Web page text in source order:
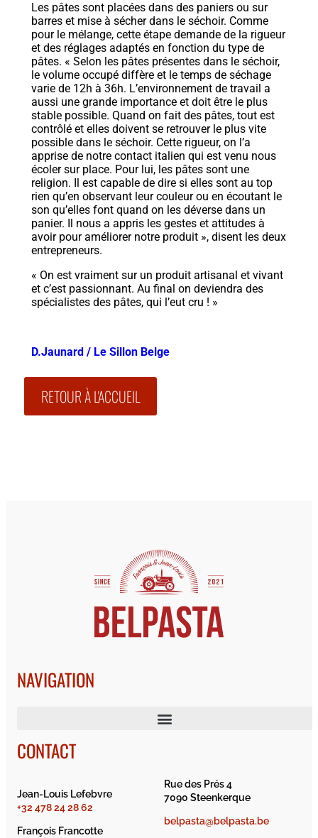
Les pâtes sont placées dans des paniers ou sur
barres et mise à sécher dans le séchoir. Comme
pour le mélange, cette étape demande de la rigueur
et des réglages adaptés en fonction du type de
pâtes. « Selon les pâtes présentes dans le séchoir,
le volume occupé diffère et le temps de séchage
varie de 12h à 36h. L’environnement de travail a
aussi une grande importance et doit être le plus
stable possible. Quand on fait des pâtes, tout est
contrôlé et elles doivent se retrouver le plus vite
possible dans le séchoir. Cette rigueur, on l’a
apprise de notre contact italien qui est venu nous
écoler sur place. Pour lui, les pâtes sont une
religion. Il est capable de dire si elles sont au top
rien qu’en observant leur couleur ou en écoutant le
son qu’elles font quand on les déverse dans un
panier. Il nous a appris les gestes et attitudes à
avoir pour améliorer notre produit », disent les deux
entrepreneurs.
« On est vraiment sur un produit artisanal et vivant
et c’est passionnant. Au final on deviendra des
spécialistes des pâtes, qui l’eut cru ! »
D.Jaunard / Le Sillon Belge
RETOUR À L'ACCUEIL
NAVIGATION
CONTACT
Jean-Louis Lefebvre
+32 478 24 28 62
François Francotte
Rue des Prés 4
7090 Steenkerque
belpasta@belpasta.be